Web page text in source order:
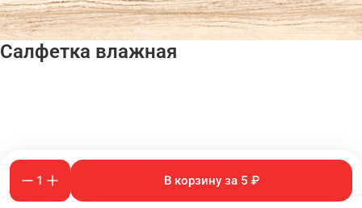
Салфетка влажная
1 В корзину за 5 ₽